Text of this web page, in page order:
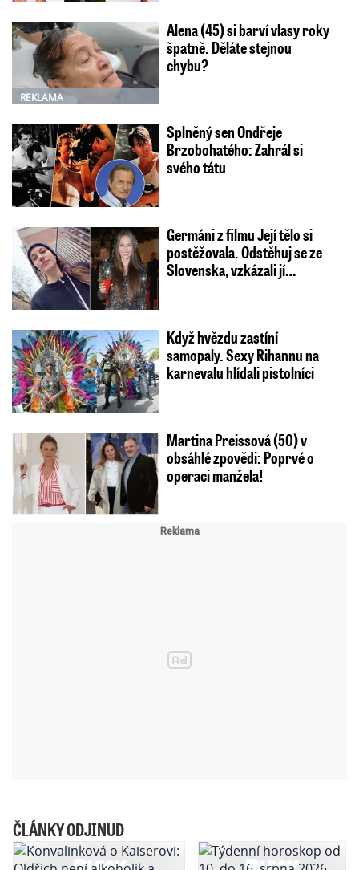
REKLAMA
Alena (45) si barví vlasy roky
špatně. Děláte stejnou
chybu?
Splněný sen Ondřeje
Brzobohatého: Zahrál si
svého tátu
Germáni z filmu Její tělo si
postěžovala. Odstěhuj se ze
Slovenska, vzkázali jí…
Když hvězdu zastíní
samopaly. Sexy Rihannu na
karnevalu hlídali pistolníci
Martina Preissová (50) v
obsáhlé zpovědi: Poprvé o
operaci manžela!
ČLÁNKY ODJINUD